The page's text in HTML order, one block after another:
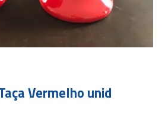
Vermelho unid